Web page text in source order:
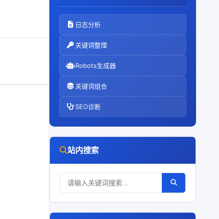
日志分析
关键词整理
Robots生成器
关键词组合
SEO诊断
站内搜索